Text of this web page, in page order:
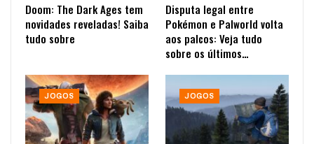
Doom: The Dark Ages tem
novidades reveladas! Saiba
tudo sobre
Disputa legal entre
Pokémon e Palworld volta
aos palcos: Veja tudo
sobre os últimos…
JOGOS JOGOS